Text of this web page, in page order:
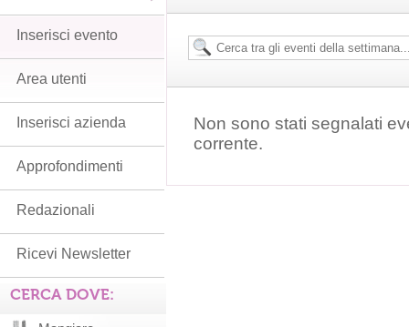
Non sono stati segnalati
corrente.
Inserisci evento
Area utenti
Inserisci azienda
Approfondimenti
Redazionali
Ricevi Newsletter
CERCA DOVE: